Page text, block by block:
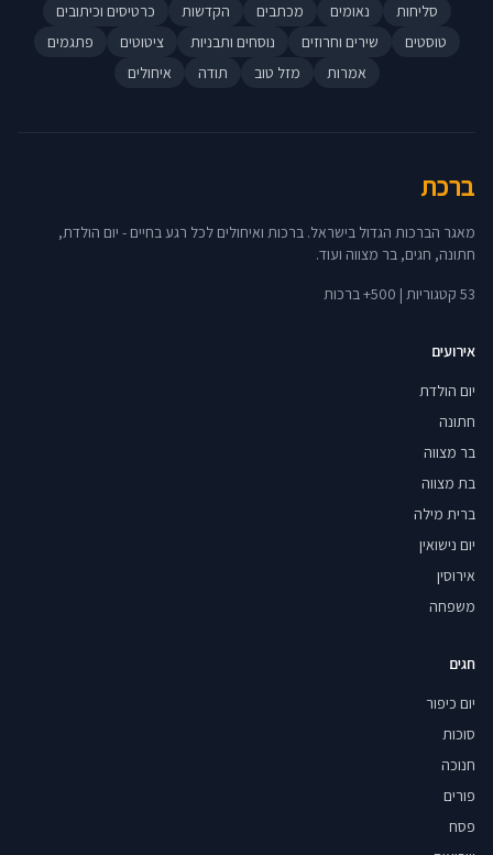
סליחות
נאומים מכתבים הקדשות
כרטיסים וכיתובים
טוסטים
שירים וחרוזים נוסחים ותבניות ציטוטים
פתגמים
אמרות
מזל טוב תודה איחולים
ברכת
מאגר הברכות הגדול בישראל. ברכות ואיחולים לכל רגע בחיים - יום הולדת,
חתונה, חגים, בר מצווה ועוד.
53 קטגוריות | 500+ ברכות
אירועים
יום הולדת
חתונה
בר מצווה
בת מצווה
ברית מילה
יום נישואין
אירוסין
משפחה
חגים
יום כיפור
סוכות
חנוכה
פורים
פסח